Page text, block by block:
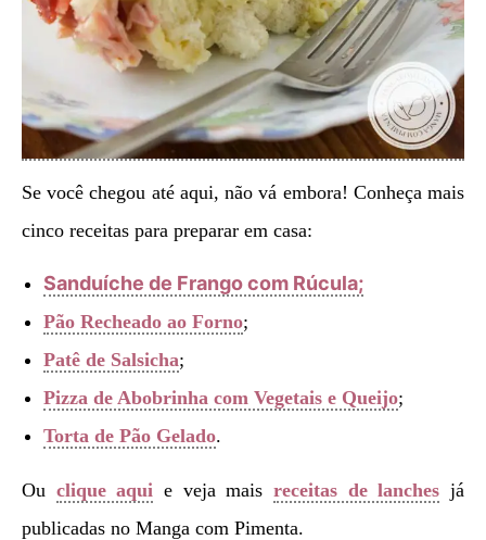
Se você chegou até aqui, não vá embora! Conheça mais
cinco receitas para preparar em casa:
Sanduíche de Frango com Rúcula;
Pão Recheado ao Forno;
Patê de Salsicha;
Pizza de Abobrinha com Vegetais e Queijo;
Torta de Pão Gelado.
Ou clique aqui e veja maisreceitas de lanches já
publicadas no Manga com Pimenta.